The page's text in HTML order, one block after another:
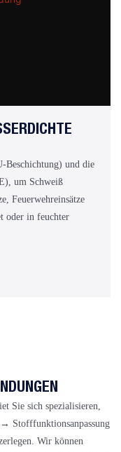
K
Beschichtung) und die
um Schweiß
Feuerwehreinsätze
oder in feuchter
Sie sich spezialisieren,
Stofffunktionsanpassung
Wir können